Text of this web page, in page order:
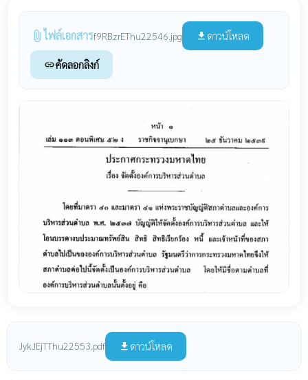
attach_file ไฟล์เอกสารf9RBzrEThu22546.jpg file_download ดาวน์โหลด
linkคัดลอกลิงก์
JykJEjTThu22553.pdf file_download ดาวน์โหลด